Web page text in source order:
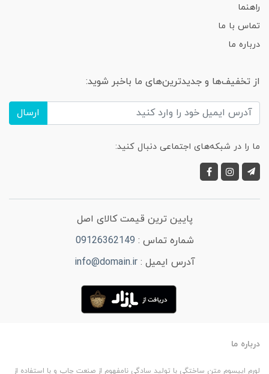
راهنما
تماس با ما
درباره ما
از تخفیف‌ها و جدیدترین‌های ما باخبر شوید:
ارسال
ما را در شبکه‌های اجتماعی دنبال کنید:
پایین ترین قیمت کالای اصل
شماره تماس : 09126362149
آدرس ایمیل :info@domain.ir
درباره ما
لورم ایپسوم متن ساختگی با تولید سادگی نامفهوم از صنعت چاپ و با استفاده از